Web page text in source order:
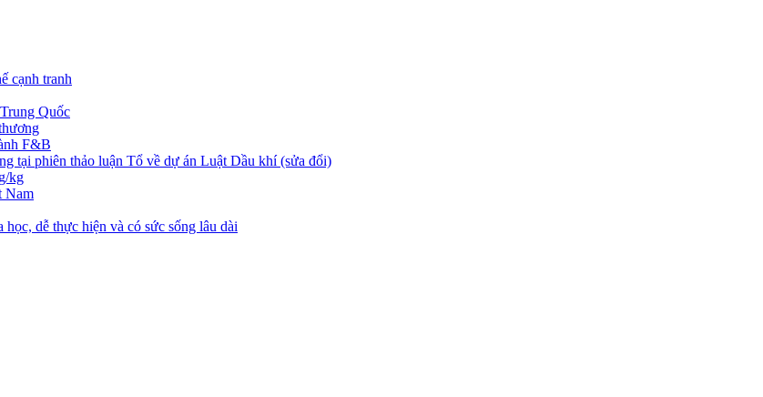
cạnh tranh
Quốc
F&B
tại phiên thảo luận Tổ về dự án Luật Dầu khí (sửa đổi)
kg
Nam
dễ thực hiện và có sức sống lâu dài